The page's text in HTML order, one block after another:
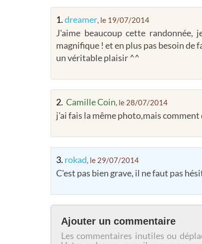
1.dreamer, le 19/07/2014
J'aime beaucoup cette
magnifique ! et en plus pas besoin
un véritable plaisir ^^
2. Camille Coin, le 28/07/2014
j'ai fais la même photo,mais
3. rokad, le 29/07/2014
C'est pas bien grave, il ne faut pas
Ajouter un commentaire
Les commentaires inutiles ou